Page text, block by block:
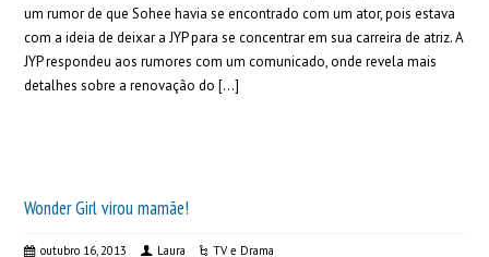
um rumor de que Sohee havia se encontrado com um ator, pois estava
com a ideia de deixar a JYP para se concentrar em sua carreira de atriz. A
JYP respondeu aos rumores com um comunicado, onde revela mais
detalhes sobre a renovação do […]
Wonder Girl virou mamãe!
outubro 16, 2013 Laura TV e Drama